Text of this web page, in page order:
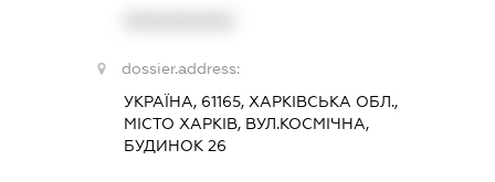
dossier.address:
УКРАЇНА, 61165, ХАРКІВСЬКА ОБЛ.,
МІСТО ХАРКІВ, ВУЛ.КОСМІЧНА,
БУДИНОК 26